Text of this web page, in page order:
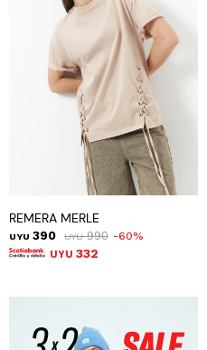
REMERA MERLE
UYU 390 UYU 990 60
UYU 332